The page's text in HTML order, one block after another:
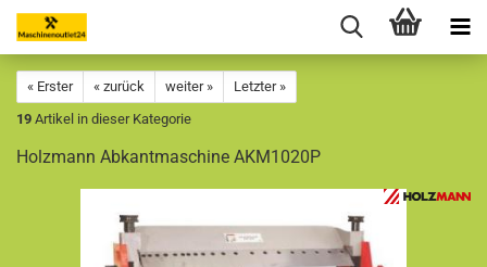
« Erster « zurück weiter »
Letzter »
19 Artikel in dieser Kategorie
Holzmann Abkantmaschine AKM1020P